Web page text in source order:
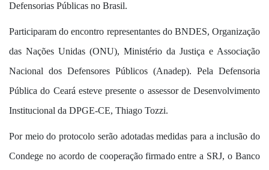
Defensorias Públicas no Brasil.
Participaram do encontro representantes do BNDES, Organização
das Nações Unidas (ONU), Ministério da Justiça e Associação
Nacional dos Defensores Públicos (Anadep). Pela Defensoria
Pública do Ceará esteve presente o assessor de Desenvolvimento
Institucional da DPGE-CE, Thiago Tozzi.
Por meio do protocolo serão adotadas medidas para a inclusão do
Condege no acordo de cooperação firmado entre a SRJ, o Banco